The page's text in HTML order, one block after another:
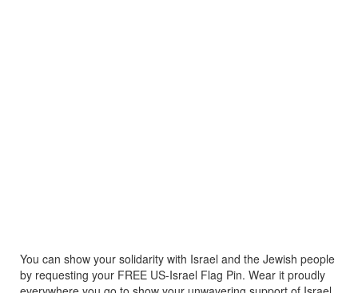
You can show your solidarity with Israel and the Jewish people
by requesting your FREE US-Israel Flag Pin. Wear it proudly